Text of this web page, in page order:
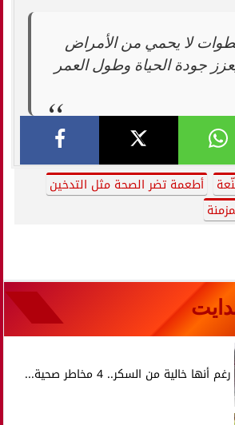
لا يحمي من الأمراض
جودة الحياة وطول العمر
أطعمة تضر الصحة مثل التدخين
رغم أنها خالية من السكر.. 4 مخاطر صحية...